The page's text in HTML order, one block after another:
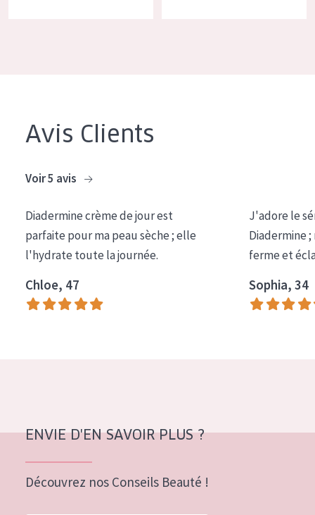
Avis Clients
Voir 5 avis
Diadermine crème de jour est
parfaite pour ma peau sèche ; elle
l'hydrate toute la journée.
Chloe, 47
J'adore le
Diadermine
ferme et
Sophia, 34
ENVIE D'EN SAVOIR PLUS ?
Découvrez nos Conseils Beauté !